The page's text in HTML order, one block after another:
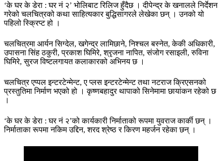
‘के घर के डेरा : घर नं २’ भोलिबाट रिलिज हुँदैछ । दीपेन्द्र के खनालले निर्देशन
गरेको चलचित्रको कथा साहित्यकार बुद्धिसागरले लेखेका छन् । उनको यो
पहिलो स्क्रिप्ट हो ।
चलचित्रमा आर्यन सिग्देल, खगेन्द्र लामिछाने, निश्चल बस्नेत, केकी अधिकारी,
उपासना सिंह ठकुरी, प्रकाश घिमिरे, श्रृजना नापित, संजोग रसाइली, रुविना
घिमिरे, सुरज विष्टलगायत कलाकारको अभिनय छ ।
चलचित्र एप्पल इन्टरटेन्मेन्ट, ए प्लस इन्टरटेन्मेन्ट तथा नटराज क्रिएसनको
प्रस्तुतिमा निर्माण भएको हो । कृष्णबहादुर थापाको सिनेमामा छायांकन रहेको छ
।
‘के घर के डेरा : घर नं २’को कार्यकारी निर्माताको रूपमा युवराज कार्की छन् ।
निर्माताका रूपमा नकिम उद्दिन, शरद श्रेष्ठ र किरण महर्जन रहेका छन् ।